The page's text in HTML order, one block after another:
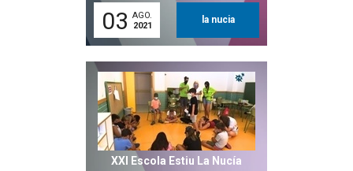
03 AGO.
2021
la nucia
XXI Escola Estiu La Nucía